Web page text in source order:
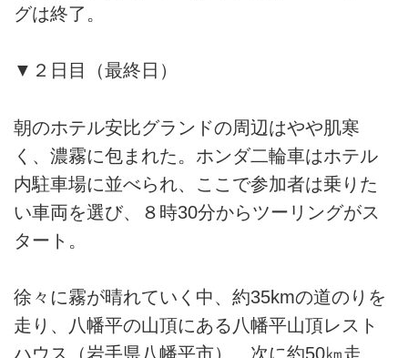
グは終了。
▼２日目（最終日）
朝のホテル安比グランドの周辺はやや肌寒
く、濃霧に包まれた。ホンダ二輪車はホテル
内駐車場に並べられ、ここで参加者は乗りた
い車両を選び、８時30分からツーリングがス
タート。
徐々に霧が晴れていく中、約35kmの道のりを
走り、八幡平の山頂にある八幡平山頂レスト
ハウス（岩手県八幡平市）、次に約50㎞走